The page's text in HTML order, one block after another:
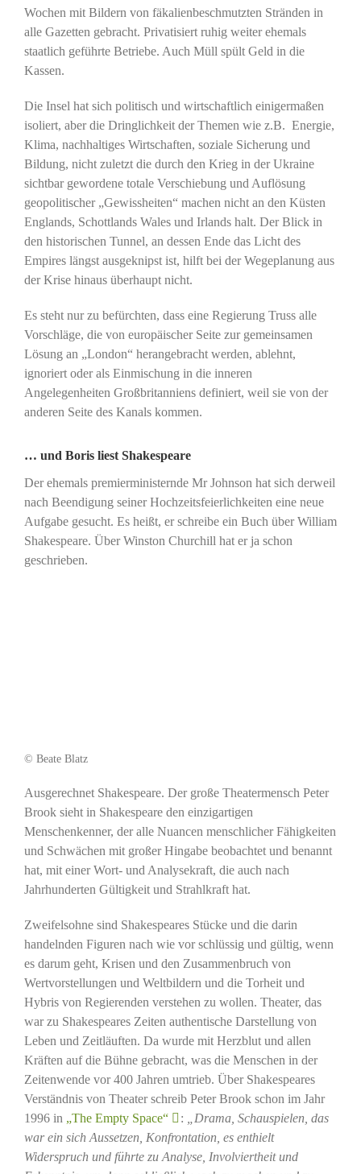
Wochen mit Bildern von fäkalienbeschmutzten Stränden in
alle Gazetten gebracht. Privatisiert ruhig weiter ehemals
staatlich geführte Betriebe. Auch Müll spült Geld in die
Kassen.
Die Insel hat sich politisch und wirtschaftlich einigermaßen
isoliert, aber die Dringlichkeit der Themen wie z.B. Energie,
Klima, nachhaltiges Wirtschaften, soziale Sicherung und
Bildung, nicht zuletzt die durch den Krieg in der Ukraine
sichtbar gewordene totale Verschiebung und Auflösung
geopolitischer „Gewissheiten“ machen nicht an den Küsten
Englands, Schottlands Wales und Irlands halt. Der Blick in
den historischen Tunnel, an dessen Ende das Licht des
Empires längst ausgeknipst ist, hilft bei der Wegeplanung aus
der Krise hinaus überhaupt nicht.
Es steht nur zu befürchten, dass eine Regierung Truss alle
Vorschläge, die von europäischer Seite zur gemeinsamen
Lösung an „London“ herangebracht werden, ablehnt,
ignoriert oder als Einmischung in die inneren
Angelegenheiten Großbritanniens definiert, weil sie von der
anderen Seite des Kanals kommen.
… und Boris liest Shakespeare
Der ehemals premierministernde Mr Johnson hat sich derweil
nach Beendigung seiner Hochzeitsfeierlichkeiten eine neue
Aufgabe gesucht. Es heißt, er schreibe ein Buch über William
Shakespeare. Über Winston Churchill hat er ja schon
geschrieben.
© Beate Blatz
Ausgerechnet Shakespeare. Der große Theatermensch Peter
Brook sieht in Shakespeare den einzigartigen
Menschenkenner, der alle Nuancen menschlicher Fähigkeiten
und Schwächen mit großer Hingabe beobachtet und benannt
hat, mit einer Wort- und Analysekraft, die auch nach
Jahrhunderten Gültigkeit und Strahlkraft hat.
Zweifelsohne sind Shakespeares Stücke und die darin
handelnden Figuren nach wie vor schlüssig und gültig, wenn
es darum geht, Krisen und den Zusammenbruch von
Wertvorstellungen und Weltbildern und die Torheit und
Hybris von Regierenden verstehen zu wollen. Theater, das
war zu Shakespeares Zeiten authentische Darstellung von
Leben und Zeitläuften. Da wurde mit Herzblut und allen
Kräften auf die Bühne gebracht, was die Menschen in der
Zeitenwende vor 400 Jahren umtrieb. Über Shakespeares
Verständnis von Theater schreib Peter Brook schon im Jahr
1996 in „The Empty Space“ :
„Drama, Schauspielen, das
war ein sich Aussetzen, Konfrontation, es enthielt
Widerspruch und führte zu Analyse, Involviertheit und